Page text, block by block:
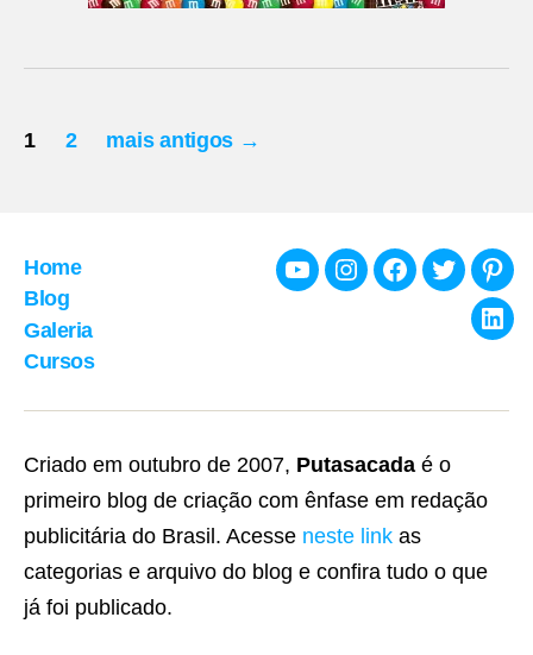
Paginação
1 2 mais antigos →
Home
Blog
Galeria
Cursos
YoutubeInstagramFacebook
Twitter
Criado em outubro de 2007, Putasacada é o
primeiro blog de criação com ênfase em redação
publicitária do Brasil. Acesse neste link as
categorias e arquivo do blog e confira tudo o que
já foi publicado.